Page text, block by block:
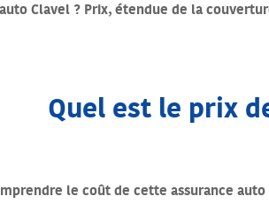
Clavel ? Prix, étendue de la
Quel est le prix
le coût de cette assurance